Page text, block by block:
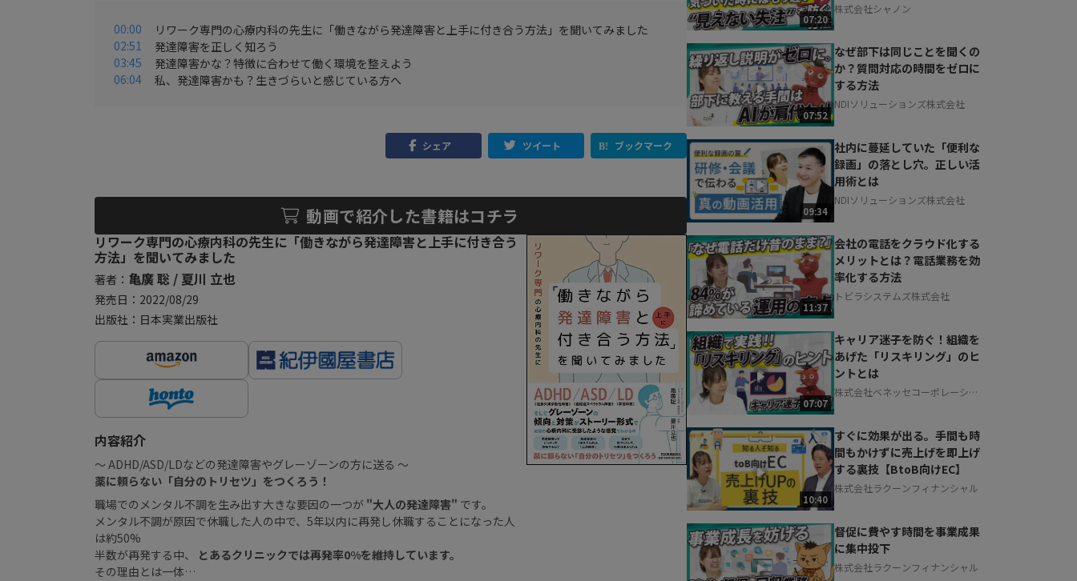
00:00
リワーク専門の心療内科の先生に「働きながら発達障害と上手に付き合う方法」を聞いてみました
02:51
発達障害を正しく知ろう
03:45
発達障害かな？特徴に合わせて働く環境を整えよう
06:04
私、発達障害かも？生きづらいと感じている方へ
シェア ツイート ブックマーク
動画で紹介した書籍はコチラ
リワーク専門の心療内科の先生に「働きながら発達障害と上手に付き合う
方法」を聞いてみました
著者： 亀廣 聡 / 夏川 立也
発売日：2022/08/29
出版社：日本実業出版社
内容紹介
〜 ADHD/ASD/LDなどの発達障害やグレーゾーンの方に送る 〜
薬に頼らない「自分のトリセツ」をつくろう！
職場でのメンタル不調を生み出す大きな要因の一つが "大人の発達障害" です。
メンタル不調が原因で休職した人の中で、5年以内に再発し休職することになった人
は約50%
半数が再発する中、 とあるクリニックでは再発率0%を維持しています。
その理由とは一体…
07:20
株式会社シャノン
07:52
なぜ部下は同じことを聞くの
か？質問対応の時間をゼロに
する方法
NDIソリューションズ株式会社
09:34
社内に蔓延していた「便利な
録画」の落とし穴。正しい活
用術とは
NDIソリューションズ株式会社
11:37
会社の電話をクラウド化する
メリットとは？電話業務を効
率化する方法
トビラシステムズ株式会社
07:07
キャリア迷子を防ぐ！組織を
あげた「リスキリング」のヒ
ントとは
株式会社ベネッセコーポレーショ
10:40
すぐに効果が出る。手間も時
間もかけずに売上げを即上げ
する裏技【BtoB向けEC】
株式会社ラクーンフィナンシャル
督促に費やす時間を事業成果
に集中投下
株式会社ラクーンフィナンシャル